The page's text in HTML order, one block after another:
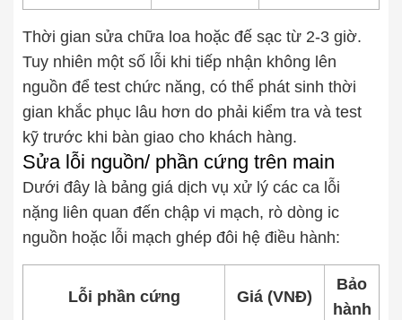
Thời gian sửa chữa loa hoặc đế sạc từ 2-3 giờ.
Tuy nhiên một số lỗi khi tiếp nhận không lên
nguồn để test chức năng, có thể phát sinh thời
gian khắc phục lâu hơn do phải kiểm tra và test
kỹ trước khi bàn giao cho khách hàng.
Sửa lỗi nguồn/ phần cứng trên main
Dưới đây là bảng giá dịch vụ xử lý các ca lỗi
nặng liên quan đến chập vi mạch, rò dòng ic
nguồn hoặc lỗi mạch ghép đôi hệ điều hành:
Lỗi phần cứng Giá (VNĐ)
Bảo
hành